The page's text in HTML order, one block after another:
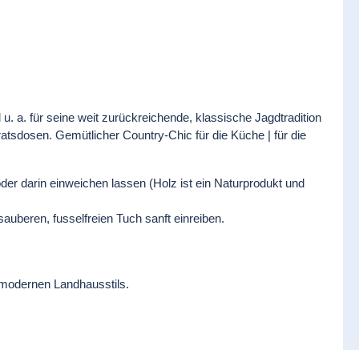
a. für seine weit zurückreichende, klassische Jagdtradition
Gemütlicher Country-Chic für die Küche | für die
darin einweichen lassen (Holz ist ein Naturprodukt und
fusselfreien Tuch sanft einreiben.
Landhausstils.